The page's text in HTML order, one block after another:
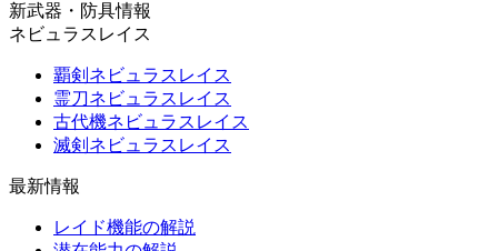
新武器・防具情報
ネビュラスレイス
覇剣ネビュラスレイス
霊刀ネビュラスレイス
古代機ネビュラスレイス
滅剣ネビュラスレイス
最新情報
レイド機能の解説